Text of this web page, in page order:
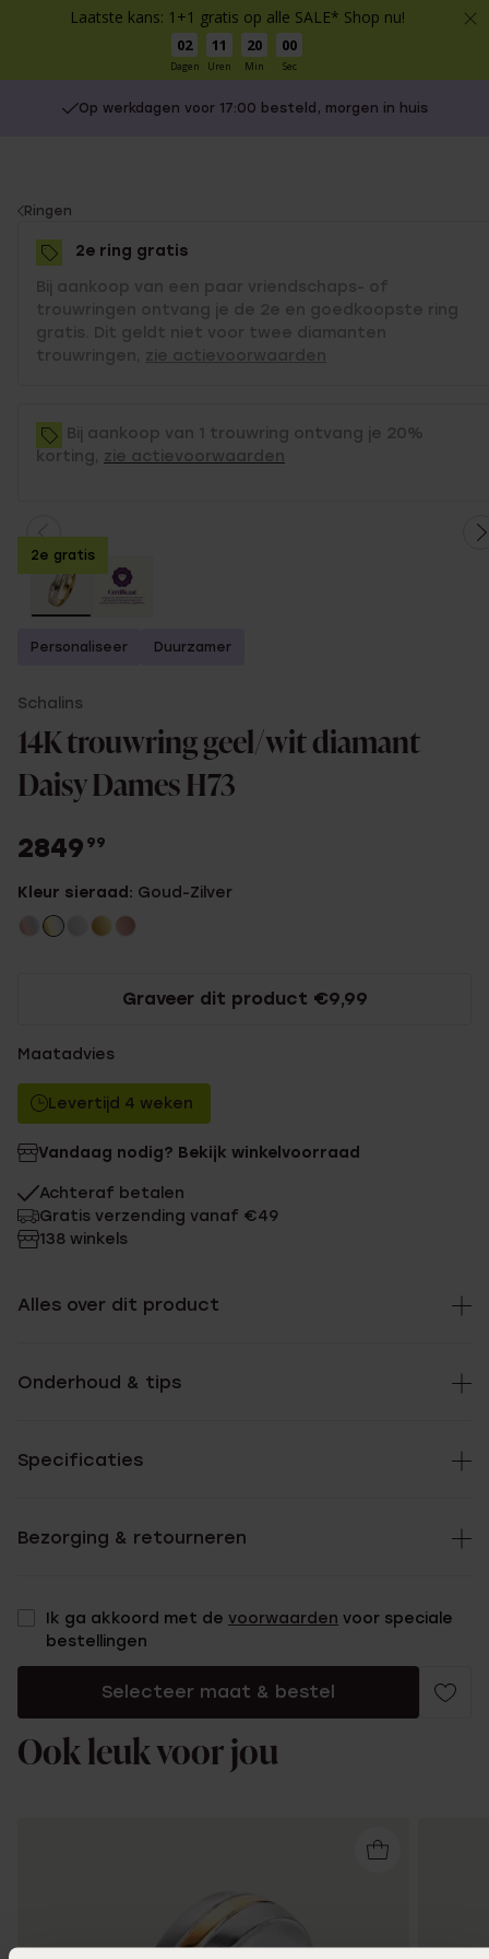
Laatste kans: 1+1 gratis op alle SALE* Shop nu!
02
Dagen
11
Uren
20
Min
00
Sec
Op werkdagen voor 17:00 besteld, morgen in huis
You
are
here:
Ringen
2e ring gratis
Bij aankoop van een paar vriendschaps- of
trouwringen ontvang je de 2e en goedkoopste ring
gratis. Dit geldt niet voor twee diamanten
trouwringen, zie actievoorwaarden
Bij aankoop van 1 trouwring ontvang je 20%
korting, zie actievoorwaarden
2e gratis
Personaliseer Duurzamer
Schalins
14K trouwring geel/wit diamant
Daisy Dames H73
2849 99
Kleur sieraad: Goud-Zilver
Graveer dit product €9,99
Maatadvies
Levertijd 4 weken
Vandaag nodig? Bekijk winkelvoorraad
Achteraf betalen
Gratis verzending vanaf €49
138 winkels
Alles over dit product
Onderhoud & tips
Specificaties
Bezorging & retourneren
Ik ga akkoord met de voorwaarden voor speciale
bestellingen
Selecteer maat & bestel
Ook leuk voor jou